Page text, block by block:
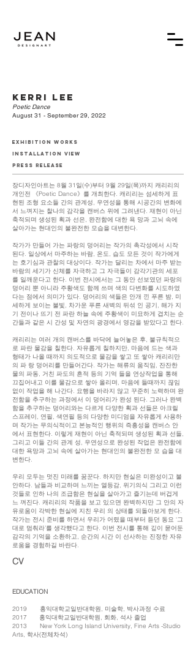
kerri lee
Poetic Dance
August 31 - September 29, 2022
exhibition works
installation view
press release
장디자인아트는 8월 31일(수)부터 9월 29일(목)까지 캐리리의
개인전 《Poetic Dance》를 개최한다. 캐리리는 섬세하게 표
현된 조형 요소들 간의 관계성, 우연성을 통해 시공간의 변화에
서 느껴지는 찰나의 감각을 캔버스 위에 그려낸다. 재현이 아닌
축적되며 생성된 획과 선은, 완전함에 대한 욕 망과 고뇌 속에
살아가는 현대인의 불완전한 모습을 대변한다.
작가가 만들어 가는 파랑의 덩어리는 작가의 촉각성에서 시작
된다. 일상에서 마주하는 바람, 온도, 습도 모든 것이 작가에게
는 호기심과 관찰의 대상이다. 작가는 달리는 차에서 마주 받는
바람의 세기가 신체를 자극하고 그 자극들이 감각기관의 세포
를 일깨운다고 한다. 이번 전시에서는 그 동안 선보였던 파랑의
덩어리 뿐 아니라 주황색도 함께 쓰며 색의 다변화를 시도하였
다는 점에서 의미가 있다. 덩어리의 색들은 안개 낀 푸른 밤, 미
세하게 보이는 불빛, 차가운 푸른 새벽의 뒤섞 인 공기, 해가 지
기 전이나 뜨기 전 파란 하늘 속에 주황색이 미묘하게 겹치는 순
간들과 같은 시 간성 및 자연의 광경에서 영감을 받았다고 한다.
캐리리는 여러 개의 캔버스를 바닥에 늘어놓은 후, 불규칙적으
로 파란 물감을 칠한다. 자유롭게 칠하지만, 마음에 드는 색과
형태가 나올 때까지 의도적으로 물감을 쌓고 또 쌓아 캐리리만
의 파 랑 덩어리를 만들어간다. 작가는 해류의 움직임, 잔잔한
물의 파동, 거친 파도의 흔적 등의 기억 들을 연상작업을 통해
끄집어내고 이를 물감으로 쌓아 올리며, 마음에 들때까지 끊임
없이 작업을 해 나간다. 요행을 바라지 않고 꾸준히 노력하며 완
전함을 추구하는 과정에서 이 덩어리가 완성 된다. 그러나 완벽
함을 추구하는 덩어리와는 다르게 다양한 획과 선들은 아크릴
스프레이, 연필, 색연필 등의 다양한 미디엄을 자유롭게 사용하
며 작가는 무의식적이고 본능적인 행위의 즉흥성을 캔버스 안
에서 표현한다. 이렇게 재현이 아닌 축적되며 생성된 획과 선들,
그리고 이들 간의 관계 성, 우연성으로 완성된 작업은 완전함에
대한 욕망과 고뇌 속에 살아가는 현대인의 불완전한 모 습을 대
변한다.
우리 모두는 멋진 미래를 꿈꾼다. 하지만 현실은 미완성이고 불
안하다. 남들과 비교하며 느끼는 열등감, 위기의식 그리고 이런
것들로 인하 나의 조급함은 현실을 살아가고 즐기는데 버겁게
느 껴진다. 캐리리의 작품을 보고 있으면 완벽하지만 그 안의 자
유로움이 각박한 현실에 지친 우리 의 상태를 되돌아보게 한다.
작가는 전시 준비를 하면서 우리가 어렸을 때부터 듣던 동요 ‘그
대로 멈춰라’를 생각했다고 한다. 이번 전시를 통해 깊이 묻어둔
감각의 기억을 소환하고, 순간의 시간 이 선사하는 진정한 자유
로움을 경험하길 바란다.⁠
CV
EDUCATION
2019⠀⠀⠀홍익대학교일반대학원, 미술학, 박사과정 수료
2017⠀⠀ 홍익대학교일반대학원, 회화, 석사 졸업
2013⠀⠀⠀New York Long Island University, Fine Arts -Studio
Arts, 학사(전체차석)